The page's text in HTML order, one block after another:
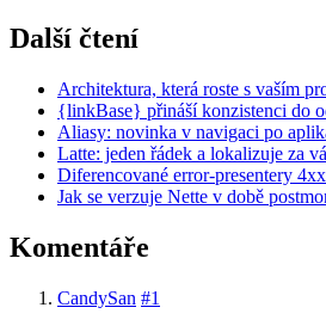
Další čtení
Architektura, která roste s vaším
{linkBase} přináší konzistenci do
Aliasy: novinka v navigaci po
Latte: jeden řádek a lokalizuje za
Diferencované error-presentery
Jak se verzuje Nette v době
Komentáře
CandySan #1